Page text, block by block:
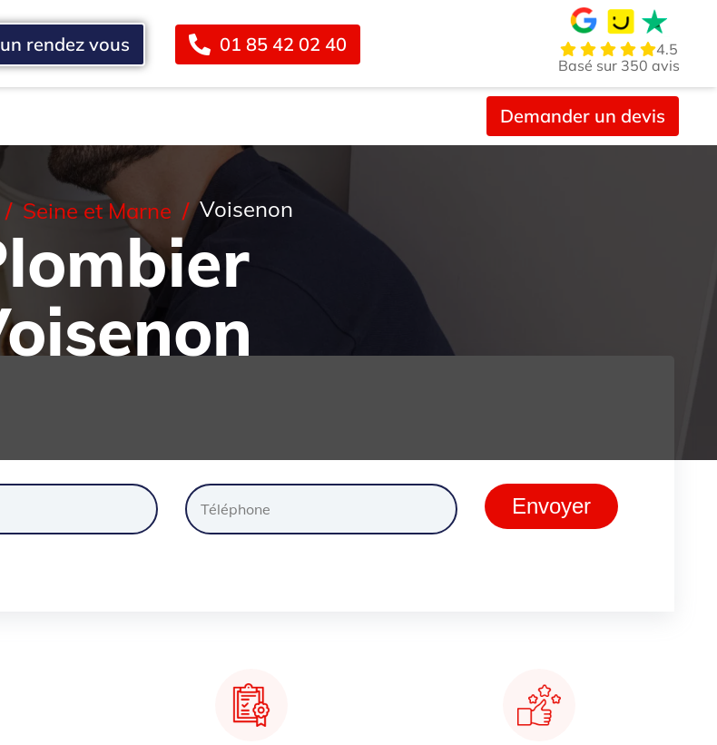
rendez vous 01 85 42 02 40
4.5
Basé sur 350 avis
Demander un devis
Seine et Marne Voisenon
un devis gratuitement
Envoyer